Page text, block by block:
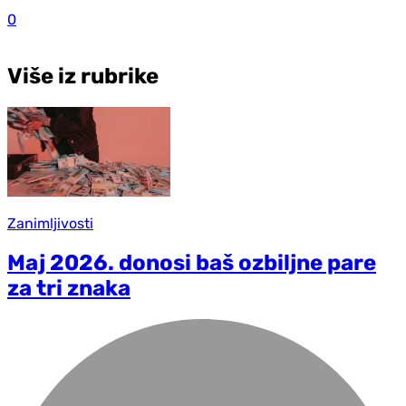
0
Više iz rubrike
Zanimljivosti
Maj 2026. donosi baš ozbiljne pare
za tri znaka